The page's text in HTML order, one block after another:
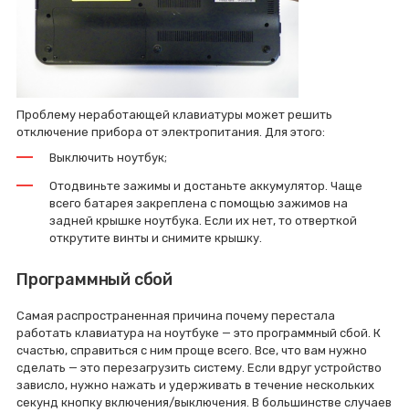
Проблему неработающей клавиатуры может решить
отключение прибора от электропитания. Для этого:
Выключить ноутбук;
Отодвиньте зажимы и достаньте аккумулятор. Чаще
всего батарея закреплена с помощью зажимов на
задней крышке ноутбука. Если их нет, то отверткой
открутите винты и снимите крышку.
Программный сбой
Самая распространенная причина почему перестала
работать клавиатура на ноутбуке — это программный сбой. К
счастью, справиться с ним проще всего. Все, что вам нужно
сделать — это перезагрузить систему. Если вдруг устройство
зависло, нужно нажать и удерживать в течение нескольких
секунд кнопку включения/выключения. В большинстве случаев